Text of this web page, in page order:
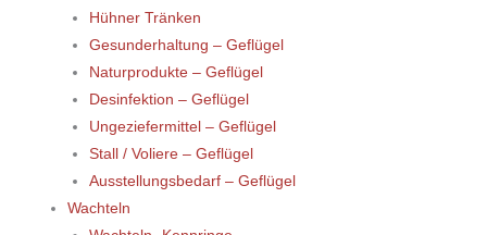
Hühner Tränken
Gesunderhaltung – Geflügel
Naturprodukte – Geflügel
Desinfektion – Geflügel
Ungeziefermittel – Geflügel
Stall / Voliere – Geflügel
Ausstellungsbedarf – Geflügel
Wachteln